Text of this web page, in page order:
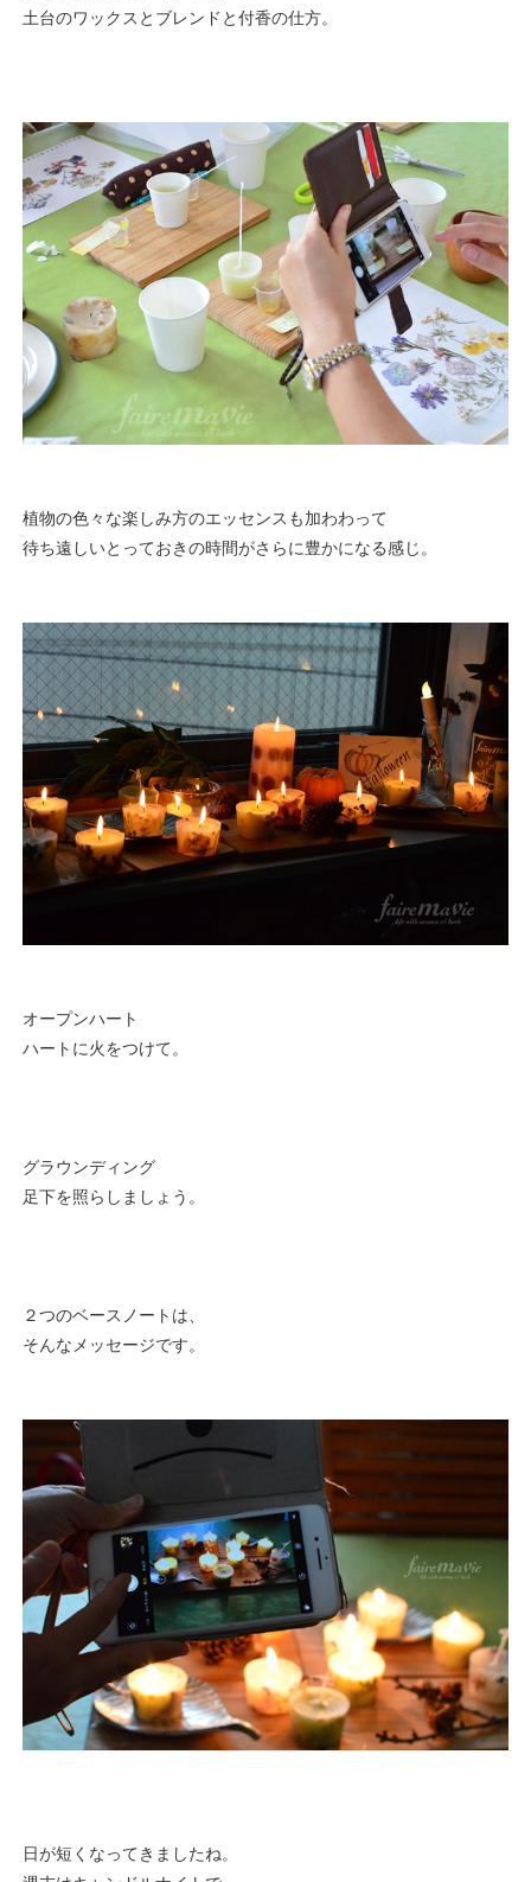
土台のワックスとブレンドと付香の仕方。
植物の色々な楽しみ方のエッセンスも加わわって
待ち遠しいとっておきの時間がさらに豊かになる感じ。
オープンハート
ハートに火をつけて。
グラウンディング
足下を照らしましょう。
２つのベースノートは、
そんなメッセージです。
日が短くなってきましたね。